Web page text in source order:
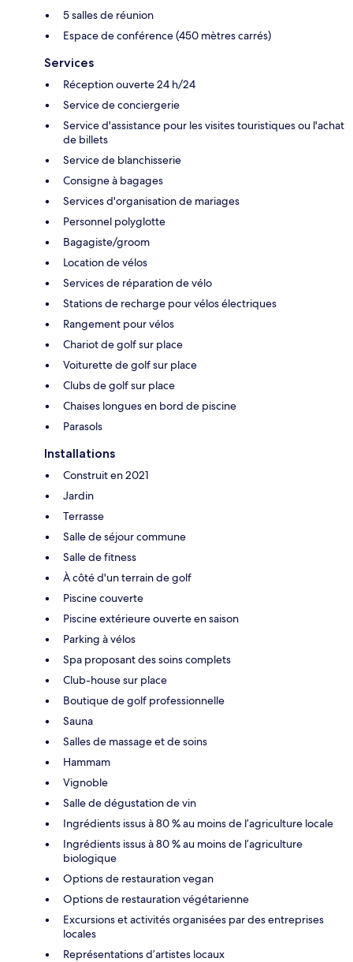
5 salles de réunion
Espace de conférence (450 mètres carrés)
Services
Réception ouverte 24 h/24
Service de conciergerie
Service d'assistance pour les visites touristiques ou l'achat
de billets
Service de blanchisserie
Consigne à bagages
Services d'organisation de mariages
Personnel polyglotte
Bagagiste/groom
Location de vélos
Services de réparation de vélo
Stations de recharge pour vélos électriques
Rangement pour vélos
Chariot de golf sur place
Voiturette de golf sur place
Clubs de golf sur place
Chaises longues en bord de piscine
Parasols
Installations
Construit en 2021
Jardin
Terrasse
Salle de séjour commune
Salle de fitness
À côté d'un terrain de golf
Piscine couverte
Piscine extérieure ouverte en saison
Parking à vélos
Spa proposant des soins complets
Club-house sur place
Boutique de golf professionnelle
Sauna
Salles de massage et de soins
Hammam
Vignoble
Salle de dégustation de vin
Ingrédients issus à 80 % au moins de l’agriculture locale
Ingrédients issus à 80 % au moins de l’agriculture
biologique
Options de restauration vegan
Options de restauration végétarienne
Excursions et activités organisées par des entreprises
locales
Représentations d’artistes locaux